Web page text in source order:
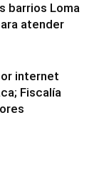
barrios Loma
atender
internet
Fiscalía